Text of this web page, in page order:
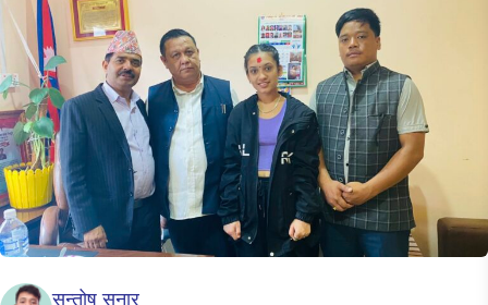
सन्तोष सुनार